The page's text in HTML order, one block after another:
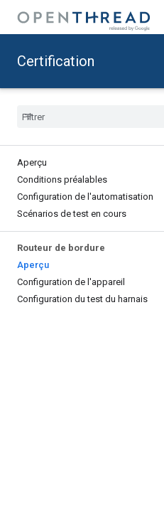
Certification
Aperçu
Conditions préalables
Configuration de l'automatisation
Scénarios de test en cours
Routeur de bordure
Aperçu
Configuration de l'appareil
Configuration du test du harnais